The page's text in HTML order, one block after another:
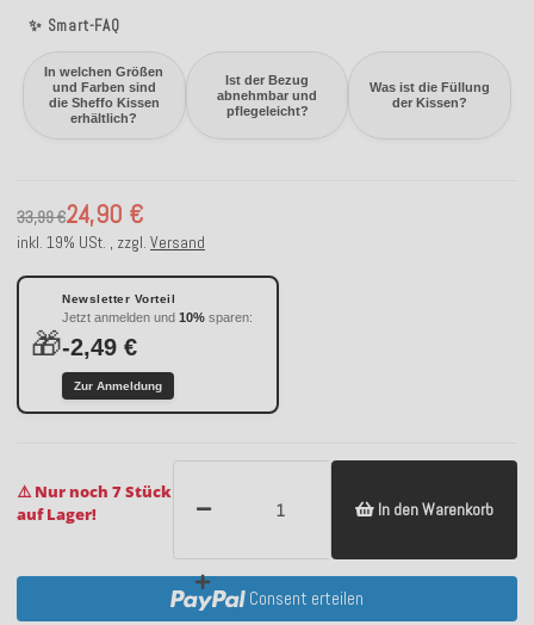
✨ Smart-FAQ
In welchen Größen
und Farben sind
die Sheffo Kissen
erhältlich?
Ist der Bezug
abnehmbar und
pflegeleicht?
Was ist die Füllung
der Kissen?
24,90 €
33,99 €
inkl. 19% USt. , zzgl. Versand
🎁
Newsletter Vorteil
Jetzt anmelden und 10% sparen:
-2,49 €
Zur Anmeldung
⚠️ Nur noch 7 Stück
auf Lager!
In den Warenkorb
Consent erteilen